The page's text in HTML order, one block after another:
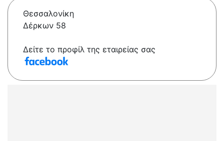
Θεσσαλονίκη
Δέρκων 58
Δείτε το προφίλ της εταιρείας σας